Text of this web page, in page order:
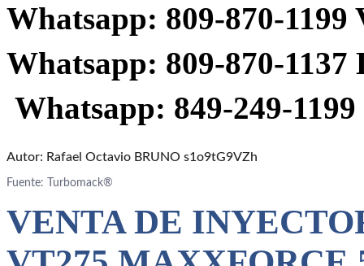
Whatsapp: 809-870-1199
Whatsapp: 809-870-
Whatsapp: 849-249-
Autor: Rafael Octavio BRUNO s1o9tG9VZh
Fuente: Turbomack®
VENTA DE